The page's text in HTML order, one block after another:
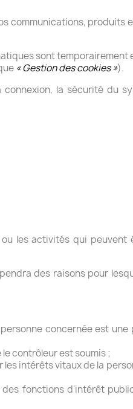
communications, produits
sont
« Gestion des cookies »).
la sécurité du
les activités qui peuvent
des raisons pour
concernée est une
contrôleur est soumis ;
intérêts vitaux de la
fonctions d'intérêt